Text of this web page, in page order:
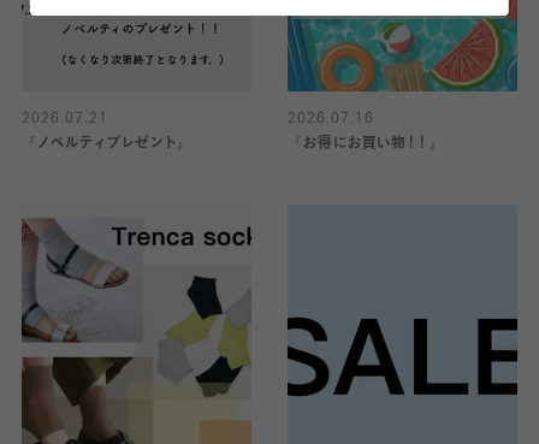
2026.07.21
『ノベルティプレゼント』
2026.07.16
『お得にお買い物！！』